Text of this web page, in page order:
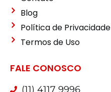
Blog
Política de Privacidade
Termos de Uso
FALE CONOSCO
(11) 4117 9996